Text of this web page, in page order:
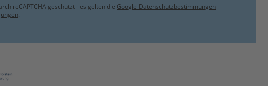
reCAPTCHA geschützt - es gelten die Google-Datenschutzbestimmungen
.